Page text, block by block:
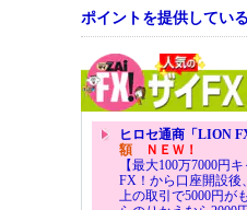
ポイントを提供してい
ヒロセ通商「LION
額ＮＥＷ！
【最大100万7000円
FX！から口座開設後
上の取引で5000円